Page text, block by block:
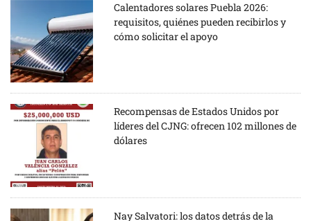
Calentadores solares Puebla 2026:
requisitos, quiénes pueden recibirlos y
cómo solicitar el apoyo
Recompensas de Estados Unidos por
líderes del CJNG: ofrecen 102 millones de
dólares
Nay Salvatori: los datos detrás de la